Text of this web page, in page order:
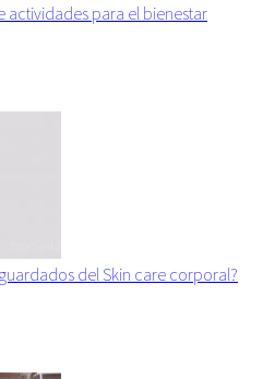
actividades para el bienestar
del Skin care corporal?